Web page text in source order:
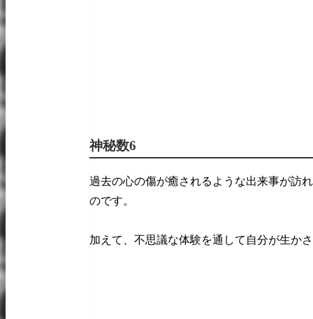
神秘数6
過去の心の傷が癒されるような出来事が訪
のです。
加えて、不思議な体験を通して自分が生か